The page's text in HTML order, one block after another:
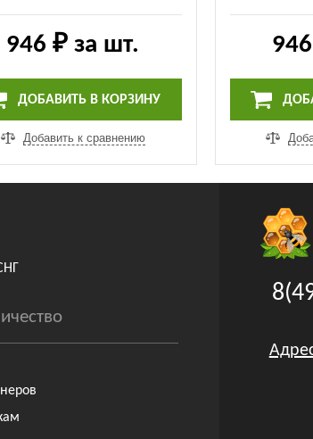
946 ₽ за шт.
ДОБАВИТЬ В КОРЗИНУ
Добавить к сравнению